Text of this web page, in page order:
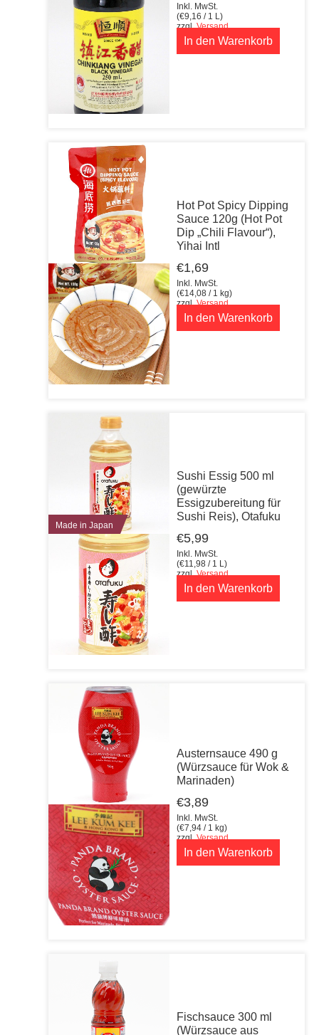
Inkl. MwSt.
(€9,16 / 1 L)
zzgl.Versand
In den Warenkorb
Hot Pot Spicy Dipping
Sauce 120g (Hot Pot
Dip „Chili Flavour“),
Yihai Intl
€1,69
Inkl. MwSt.
(€14,08 / 1 kg)
zzgl.Versand
In den Warenkorb
Made in Japan
Sushi Essig 500 ml
(gewürzte
Essigzubereitung für
Sushi Reis), Otafuku
€5,99
Inkl. MwSt.
(€11,98 / 1 L)
zzgl.Versand
In den Warenkorb
Austernsauce 490 g
(Würzsauce für Wok &
Marinaden)
€3,89
Inkl. MwSt.
(€7,94 / 1 kg)
zzgl.Versand
In den Warenkorb
Fischsauce 300 ml
(Würzsauce aus